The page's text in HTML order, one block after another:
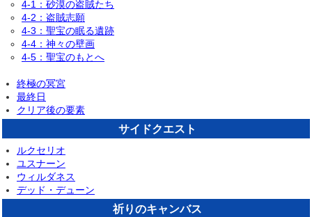
4-1：砂漠の盗賊たち
4-2：盗賊志願
4-3：聖宝の眠る遺跡
4-4：神々の壁画
4-5：聖宝のもとへ
終極の冥宮
最終日
クリア後の要素
サイドクエスト
ルクセリオ
ユスナーン
ウィルダネス
デッド・デューン
祈りのキャンバス